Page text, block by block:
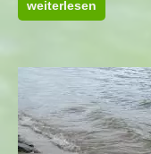
weiterlesen